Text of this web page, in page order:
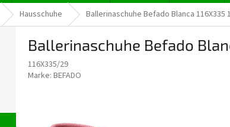
Hausschuhe Ballerinaschuhe Befado Blanca
Ballerinaschuhe Befado
116X335/29
Marke: BEFADO